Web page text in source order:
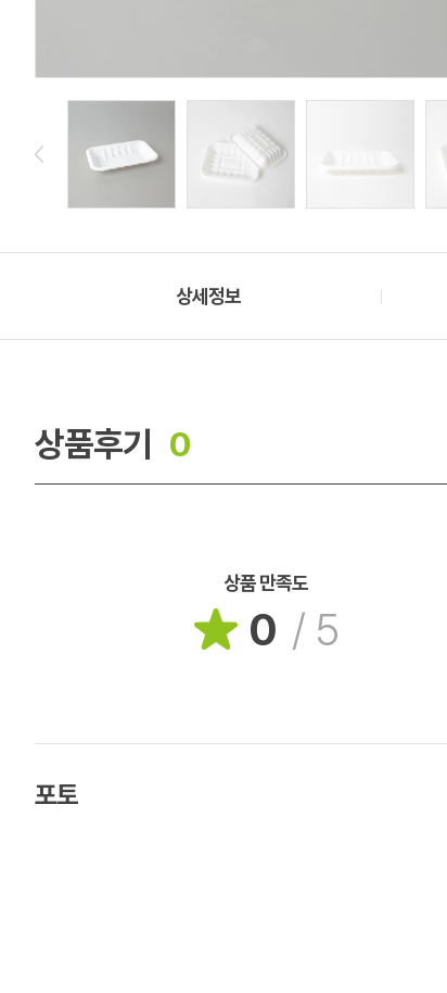
상세정보
상품후기 0
상품 만족도
0 / 5
포토